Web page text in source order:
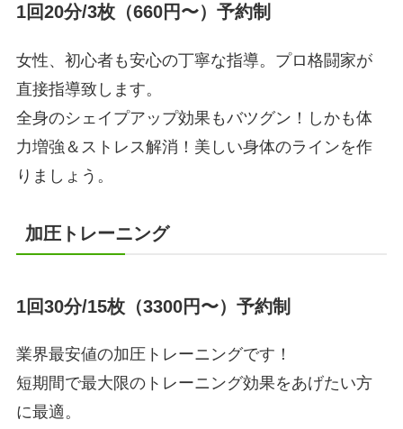
1回20分/3枚（660円〜）予約制
女性、初心者も安心の丁寧な指導。プロ格闘家が
直接指導致します。
全身のシェイプアップ効果もバツグン！しかも体
力増強＆ストレス解消！美しい身体のラインを作
りましょう。
加圧トレーニング
1回30分/15枚（3300円〜）予約制
業界最安値の加圧トレーニングです！
短期間で最大限のトレーニング効果をあげたい方
に最適。